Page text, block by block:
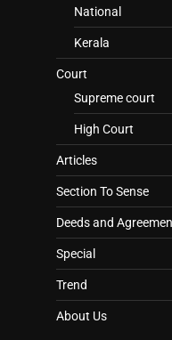
National
Kerala
Court
Supreme court
High Court
Articles
Section To Sense
Deeds and
Special
Trend
About Us